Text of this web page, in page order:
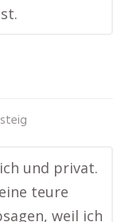
und privat.
teure
weil ich